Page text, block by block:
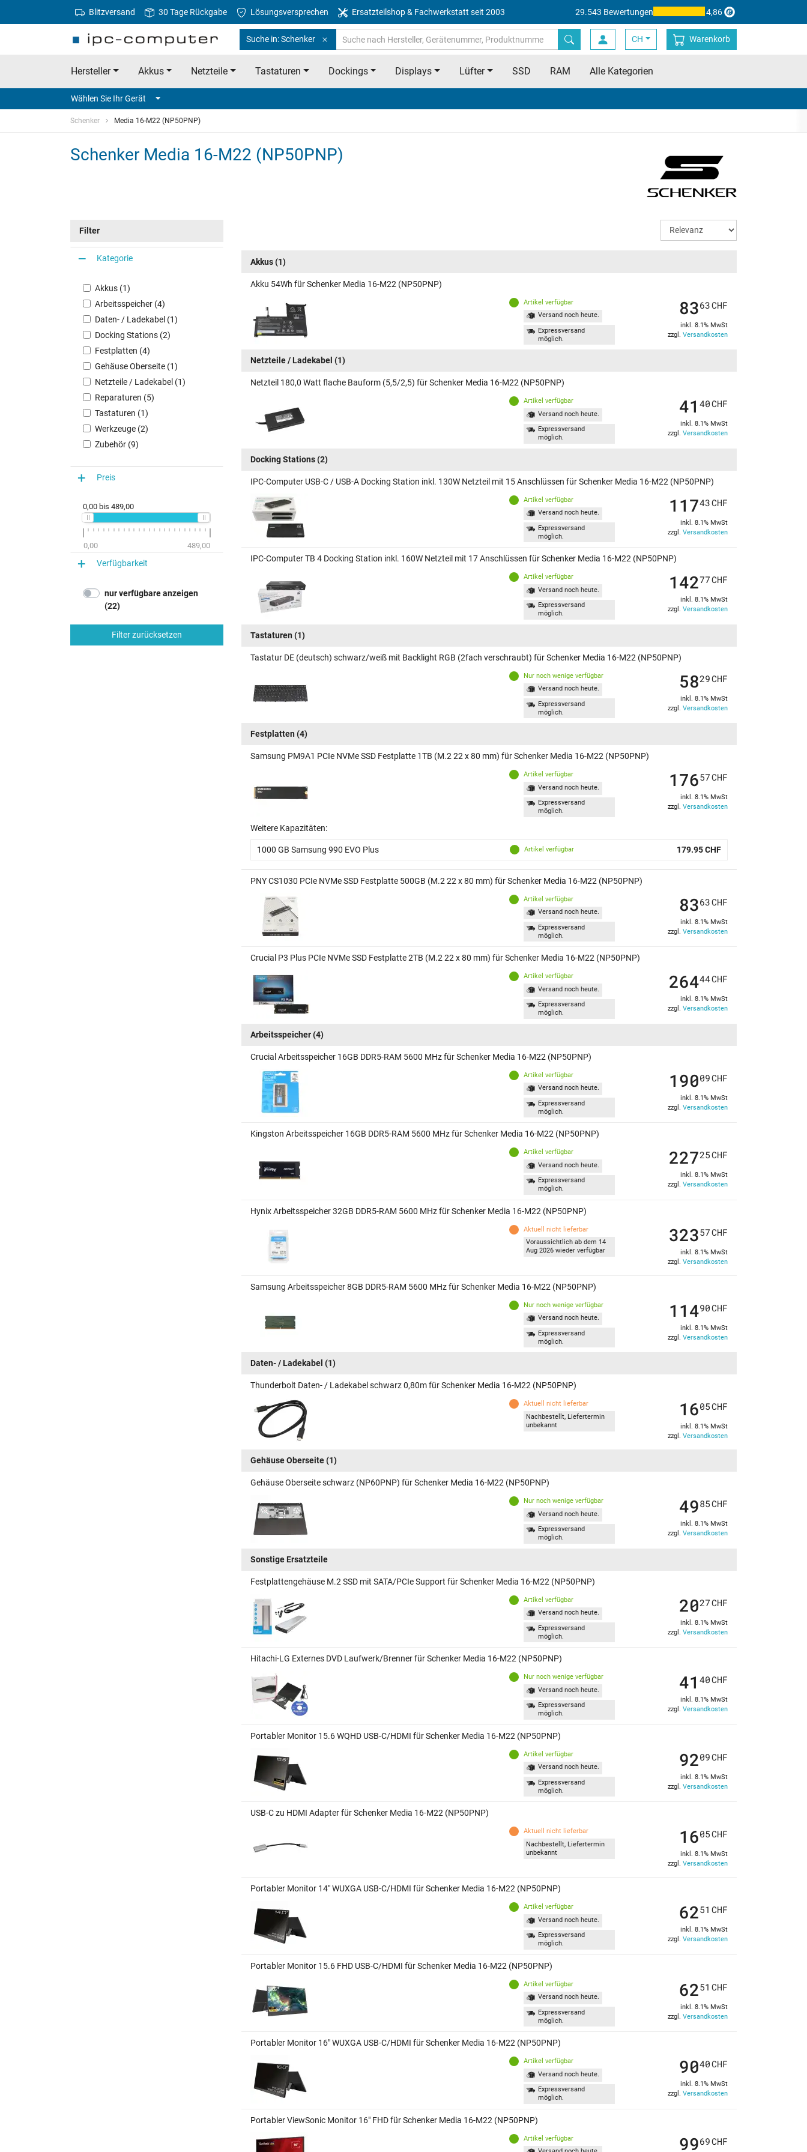
Blitzversand 30 Tage Rückgabe Lösungsversprechen Ersatzteilshop & Fachwerkstatt seit 2003 29.543 Bewertungen 4,86
Suche in: Schenker CH Warenkorb
Hersteller Akkus Netzteile Tastaturen Dockings Displays Lüfter SSD RAM Alle Kategorien
Wählen Sie Ihr Gerät
Schenker Media 16-M22 (NP50PNP)
Schenker Media 16-M22 (NP50PNP)
Filter
Kategorie
Akkus (1)
Arbeitsspeicher (4)
Daten- / Ladekabel (1)
Docking Stations (2)
Festplatten (4)
Gehäuse Oberseite (1)
Netzteile / Ladekabel (1)
Reparaturen (5)
Tastaturen (1)
Werkzeuge (2)
Zubehör (9)
Preis
0,00 bis 489,00
0,00 489,00
Verfügbarkeit
nur verfügbare anzeigen
(22)
Filter zurücksetzen
Akkus(1)
Akku 54Wh für Schenker Media 16-M22 (NP50PNP)
Artikel verfügbar
Versand noch heute.
Expressversand
möglich.
8363CHF
inkl. 8.1% MwSt
zzgl. Versandkosten
Netzteile / Ladekabel (1)
Netzteil 180,0 Watt flache Bauform (5,5/2,5) für Schenker Media 16-M22 (NP50PNP)
Artikel verfügbar
Versand noch heute.
Expressversand
möglich.
4140CHF
inkl. 8.1% MwSt
zzgl. Versandkosten
Docking Stations(2)
IPC-Computer USB-C / USB-A Docking Station inkl. 130W Netzteil mit 15 Anschlüssen für Schenker Media 16-M22 (NP50PNP)
Artikel verfügbar
Versand noch heute.
Expressversand
möglich.
11743CHF
inkl. 8.1% MwSt
zzgl. Versandkosten
IPC-Computer TB 4 Docking Station inkl. 160W Netzteil mit 17 Anschlüssen für Schenker Media 16-M22 (NP50PNP)
Artikel verfügbar
Versand noch heute.
Expressversand
möglich.
14277CHF
inkl. 8.1% MwSt
zzgl. Versandkosten
Tastaturen (1)
Tastatur DE (deutsch) schwarz/weiß mit Backlight RGB (2fach verschraubt) für Schenker Media 16-M22 (NP50PNP)
Nur noch wenige verfügbar
Versand noch heute.
Expressversand
möglich.
5829CHF
inkl. 8.1% MwSt
zzgl. Versandkosten
Festplatten (4)
Samsung PM9A1 PCIe NVMe SSD Festplatte 1TB (M.2 22 x 80 mm) für Schenker Media 16-M22 (NP50PNP)
Artikel verfügbar
Versand noch heute.
Expressversand
möglich.
17657CHF
inkl. 8.1% MwSt
zzgl. Versandkosten
Weitere Kapazitäten:
1000 GB Samsung 990 EVO Plus Artikel verfügbar 179.95 CHF
PNY CS1030 PCIe NVMe SSD Festplatte 500GB (M.2 22 x 80 mm) für Schenker Media 16-M22 (NP50PNP)
Artikel verfügbar
Versand noch heute.
Expressversand
möglich.
8363CHF
inkl. 8.1% MwSt
zzgl. Versandkosten
Crucial P3 Plus PCIe NVMe SSD Festplatte 2TB (M.2 22 x 80 mm) für Schenker Media 16-M22 (NP50PNP)
Artikel verfügbar
Versand noch heute.
Expressversand
möglich.
26444CHF
inkl. 8.1% MwSt
zzgl. Versandkosten
Arbeitsspeicher(4)
Crucial Arbeitsspeicher 16GB DDR5-RAM 5600 MHz für Schenker Media 16-M22 (NP50PNP)
Artikel verfügbar
Versand noch heute.
Expressversand
möglich.
19009CHF
inkl. 8.1% MwSt
zzgl. Versandkosten
Kingston Arbeitsspeicher 16GB DDR5-RAM 5600 MHz für Schenker Media 16-M22 (NP50PNP)
Artikel verfügbar
Versand noch heute.
Expressversand
möglich.
22725CHF
inkl. 8.1% MwSt
zzgl. Versandkosten
Hynix Arbeitsspeicher 32GB DDR5-RAM 5600 MHz für Schenker Media 16-M22 (NP50PNP)
Aktuell nicht lieferbar
Voraussichtlich ab dem 14
Aug 2026 wieder verfügbar
32357CHF
inkl. 8.1% MwSt
zzgl. Versandkosten
Samsung Arbeitsspeicher 8GB DDR5-RAM 5600 MHz für Schenker Media 16-M22 (NP50PNP)
Nur noch wenige verfügbar
Versand noch heute.
Expressversand
möglich.
11490CHF
inkl. 8.1% MwSt
zzgl. Versandkosten
Daten- / Ladekabel (1)
Thunderbolt Daten- / Ladekabel schwarz 0,80m für Schenker Media 16-M22 (NP50PNP)
Aktuell nicht lieferbar
Nachbestellt, Liefertermin
unbekannt
1605CHF
inkl. 8.1% MwSt
zzgl. Versandkosten
Gehäuse Oberseite(1)
Gehäuse Oberseite schwarz (NP60PNP) für Schenker Media 16-M22 (NP50PNP)
Nur noch wenige verfügbar
Versand noch heute.
Expressversand
möglich.
4985CHF
inkl. 8.1% MwSt
zzgl. Versandkosten
Sonstige Ersatzteile
Festplattengehäuse M.2 SSD mit SATA/PCIe Support für Schenker Media 16-M22 (NP50PNP)
Artikel verfügbar
Versand noch heute.
Expressversand
möglich.
2027CHF
inkl. 8.1% MwSt
zzgl. Versandkosten
Hitachi-LG Externes DVD Laufwerk/Brenner für Schenker Media 16-M22 (NP50PNP)
Nur noch wenige verfügbar
Versand noch heute.
Expressversand
möglich.
4140CHF
inkl. 8.1% MwSt
zzgl. Versandkosten
Portabler Monitor 15.6 WQHD USB-C/HDMI für Schenker Media 16-M22 (NP50PNP)
Artikel verfügbar
Versand noch heute.
Expressversand
möglich.
9209CHF
inkl. 8.1% MwSt
zzgl. Versandkosten
USB-C zu HDMI Adapter für Schenker Media 16-M22 (NP50PNP)
Aktuell nicht lieferbar
Nachbestellt, Liefertermin
unbekannt
1605CHF
inkl. 8.1% MwSt
zzgl. Versandkosten
Portabler Monitor 14" WUXGA USB-C/HDMI für Schenker Media 16-M22 (NP50PNP)
Artikel verfügbar
Versand noch heute.
Expressversand
möglich.
6251 CHF
inkl. 8.1% MwSt
zzgl. Versandkosten
Portabler Monitor 15.6 FHD USB-C/HDMI für Schenker Media 16-M22 (NP50PNP)
Artikel verfügbar
Versand noch heute.
Expressversand
möglich.
6251 CHF
inkl. 8.1% MwSt
zzgl. Versandkosten
Portabler Monitor 16" WUXGA USB-C/HDMI für Schenker Media 16-M22 (NP50PNP)
Artikel verfügbar
Versand noch heute.
Expressversand
möglich.
9040CHF
inkl. 8.1% MwSt
zzgl. Versandkosten
Portabler ViewSonic Monitor 16" FHD für Schenker Media 16-M22 (NP50PNP)
Artikel verfügbar
9969CHF